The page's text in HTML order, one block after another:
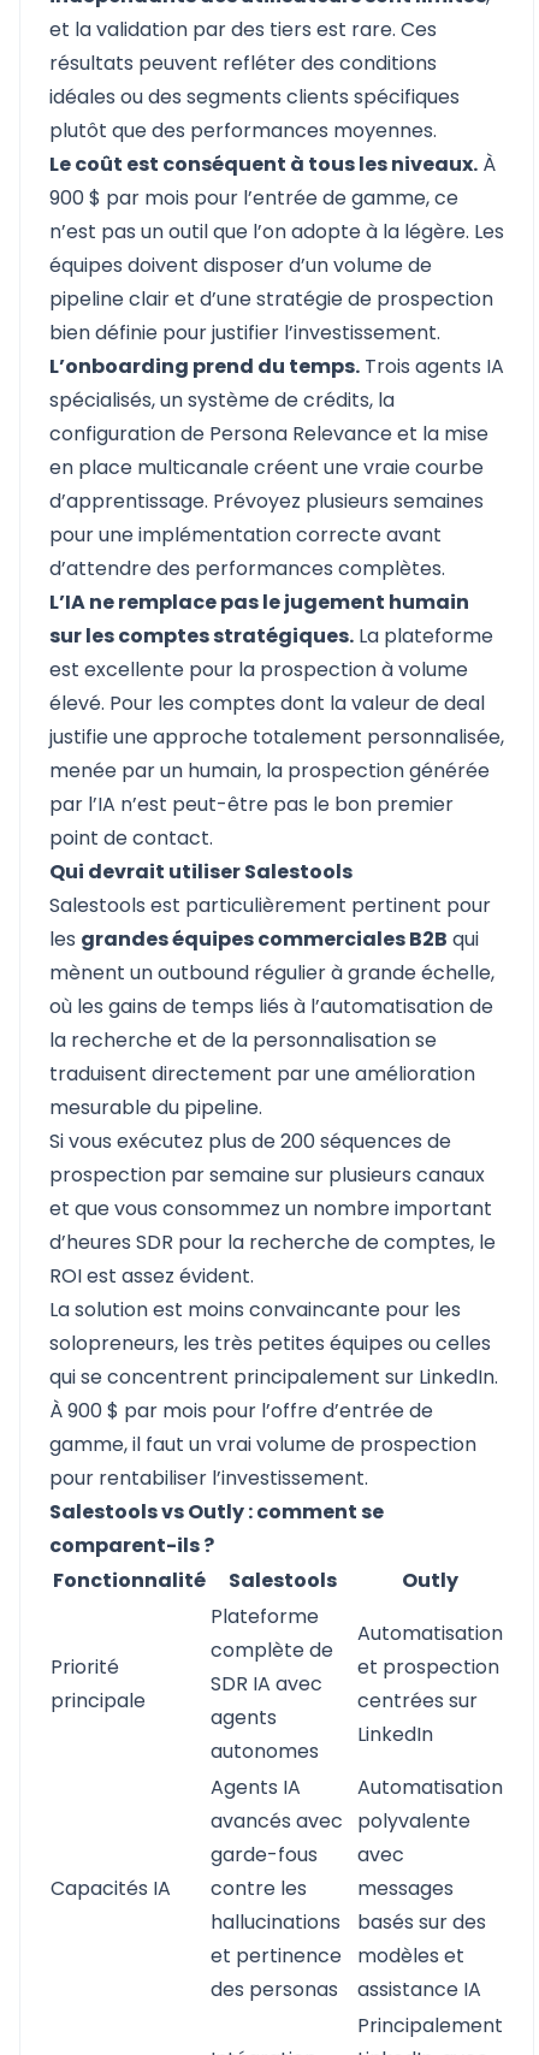
et la validation par des tiers est rare. Ces
résultats peuvent refléter des conditions
idéales ou des segments clients spécifiques
plutôt que des performances moyennes.
Le coût est conséquent à tous les niveaux. À
900 $ par mois pour l’entrée de gamme, ce
n’est pas un outil que l’on adopte à la légère. Les
équipes doivent disposer d’un volume de
pipeline clair et d’une stratégie de prospection
bien définie pour justifier l’investissement.
L’onboarding prend du temps. Trois agents IA
spécialisés, un système de crédits, la
configuration de Persona Relevance et la mise
en place multicanale créent une vraie courbe
d’apprentissage. Prévoyez plusieurs semaines
pour une implémentation correcte avant
d’attendre des performances complètes.
L’IA ne remplace pas le jugement humain
sur les comptes stratégiques. La plateforme
est excellente pour la prospection à volume
élevé. Pour les comptes dont la valeur de deal
justifie une approche totalement personnalisée,
menée par un humain, la prospection générée
par l’IA n’est peut-être pas le bon premier
point de contact.
Qui devrait utiliser Salestools
Salestools est particulièrement pertinent pour
les grandes équipes commerciales B2B qui
mènent un outbound régulier à grande échelle,
où les gains de temps liés à l’automatisation de
la recherche et de la personnalisation se
traduisent directement par une amélioration
mesurable du pipeline.
Si vous exécutez plus de 200 séquences de
prospection par semaine sur plusieurs canaux
et que vous consommez un nombre important
d’heures SDR pour la recherche de comptes, le
ROI est assez évident.
La solution est moins convaincante pour les
solopreneurs, les très petites équipes ou celles
qui se concentrent principalement sur LinkedIn.
À 900 $ par mois pour l’offre d’entrée de
gamme, il faut un vrai volume de prospection
pour rentabiliser l’investissement.
Salestools vs Outly : comment se
comparent-ils ?
Fonctionnalité
Salestools Outly
Priorité
principale
Plateforme
complète de
SDR IA avec
agents
autonomes
Automatisation
et prospection
centrées sur
LinkedIn
Capacités IA
Agents IA
avancés avec
garde-fous
contre les
hallucinations
et pertinence
des personas
Automatisation
polyvalente
avec
messages
basés sur des
modèles et
assistance IA
Principalement